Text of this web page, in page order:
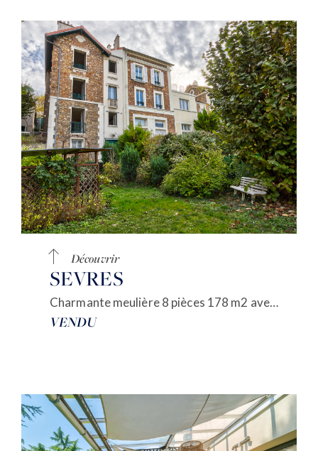
ACCUEIL
ACHETER
VENDRE
BIENS VENDUS
ACTUALITÉS
mon compte
Découvrir
SEVRES
Charmante meulière 8 pièces 178 m2 avec vues dégagées
VENDU